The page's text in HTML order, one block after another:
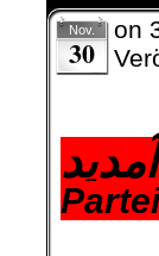
Nov.
30
on